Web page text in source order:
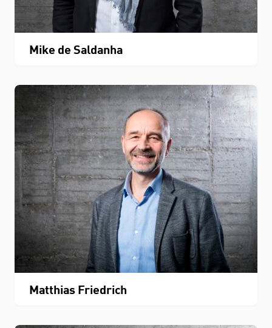
Mike de Saldanha
Matthias Friedrich